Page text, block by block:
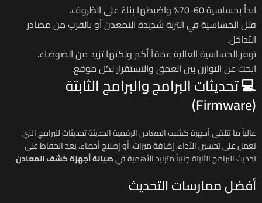
ابدأ بحساسية 60-70% واضبطها بناءً على الظروف.
قلل الحساسية في التربة شديدة التمعدن أو بالقرب من مصادر
التداخل.
توفر الحساسية العالية عمقاً أكبر ولكنها تزيد من الضوضاء.
ابحث عن التوازن بين العمق والاستقرار لكل موقع.
💻 تحديثات البرامج والبرامج الثابتة
(Firmware)
غالباً ما تتلقى أجهزة كشف المعادن الرقمية الحديثة تحديثات للبرامج التي
تعمل على تحسين الأداء، إضافة ميزات، أو إصلاح أخطاء. يعد الحفاظ على
تحديث البرامج الثابتة جانباً متزايد الأهمية فيصيانة أجهزة كشف المعادن.
أفضل ممارسات التحديث